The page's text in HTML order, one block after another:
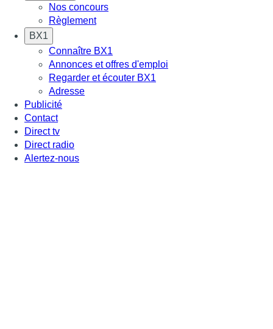
Nos concours
Règlement
BX1
Connaître BX1
Annonces et offres d'emploi
Regarder et écouter BX1
Adresse
Publicité
Contact
Direct tv
Direct radio
Alertez-nous